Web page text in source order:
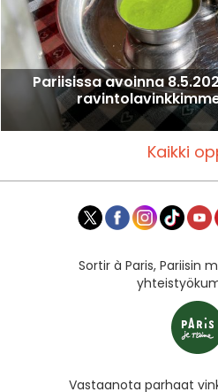
Pariisissa avoinna
Kaikki
Sortir à Paris, Pariisin
Vastaanota parhaat